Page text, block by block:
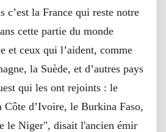
c’est la France qui reste notre
cette partie du monde
et ceux qui l’aident, comme
la Suède, et d’autres pays
qui les ont rejoints : le
Côte d’Ivoire, le Burkina Faso,
le Niger", disait l'ancien émir